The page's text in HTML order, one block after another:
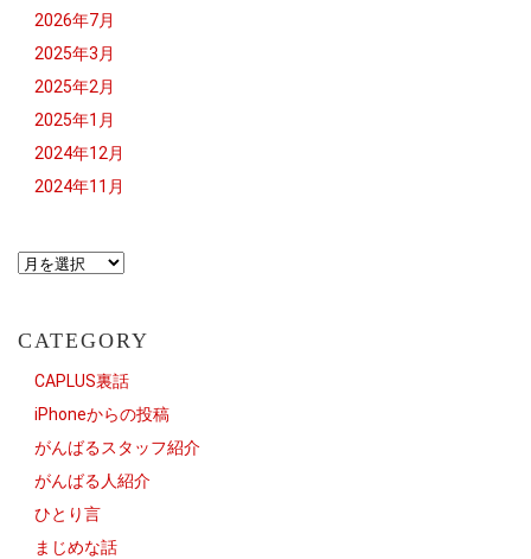
2026年7月
2025年3月
2025年2月
2025年1月
2024年12月
2024年11月
CATEGORY
CAPLUS裏話
iPhoneからの投稿
がんばるスタッフ紹介
がんばる人紹介
ひとり言
まじめな話